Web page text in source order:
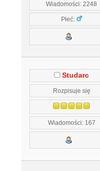
Wiadomości: 2248
Płeć:
Studarc
Rozpisuje się
Wiadomości: 167